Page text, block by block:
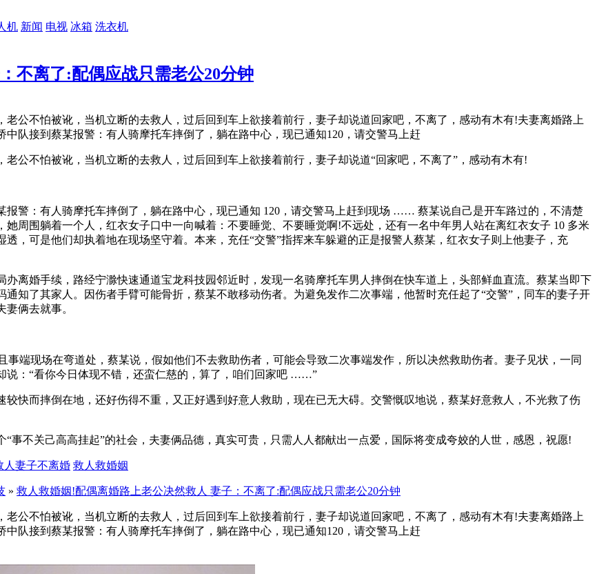
机 新闻 电视 冰箱 洗衣机
不离了:配偶应战只需老公20分钟
不怕被讹，当机立断的去救人，过后回到车上欲接着前行，妻子却说道回家吧，不离了，感动有木有!夫妻离婚路上
接到蔡某报警：有人骑摩托车摔倒了，躺在路中心，现已通知120，请交警马上赶
不怕被讹，当机立断的去救人，过后回到车上欲接着前行，妻子却说道“回家吧，不离了”，感动有木有!
警：有人骑摩托车摔倒了，躺在路中心，现已通知 120，请交警马上赶到现场 …… 蔡某说自己是开车路过的，不清楚
周围躺着一个人，红衣女子口中一向喊着：不要睡觉、不要睡觉啊!不远处，还有一名中年男人站在离红衣女子 10 多米
，可是他们却执着地在现场坚守着。本来，充任“交警”指挥来车躲避的正是报警人蔡某，红衣女子则上他妻子，充
婚手续，路经宁滁快速通道宝龙科技园邻近时，发现一名骑摩托车男人摔倒在快车道上，头部鲜血直流。蔡某当即下
知了其家人。因伤者手臂可能骨折，蔡某不敢移动伤者。为避免发作二次事端，他暂时充任起了“交警”，同车的妻子开
俩去就事。
现场在弯道处，蔡某说，假如他们不去救助伤者，可能会导致二次事端发作，所以决然救助伤者。妻子见状，一同
说：“看你今日体现不错，还蛮仁慈的，算了，咱们回家吧 ……”
而摔倒在地，还好伤得不重，又正好遇到好意人救助，现在已无大碍。交警慨叹地说，蔡某好意救人，不光救了伤
不关己高高挂起”的社会，夫妻俩品德，真实可贵，只需人人都献出一点爱，国际将变成夸姣的人世，感恩，祝愿!
人妻子不离婚 救人救婚姻
» 救人救婚姻!配偶离婚路上老公决然救人 妻子：不离了:配偶应战只需老公20分钟
不怕被讹，当机立断的去救人，过后回到车上欲接着前行，妻子却说道回家吧，不离了，感动有木有!夫妻离婚路上
接到蔡某报警：有人骑摩托车摔倒了，躺在路中心，现已通知120，请交警马上赶